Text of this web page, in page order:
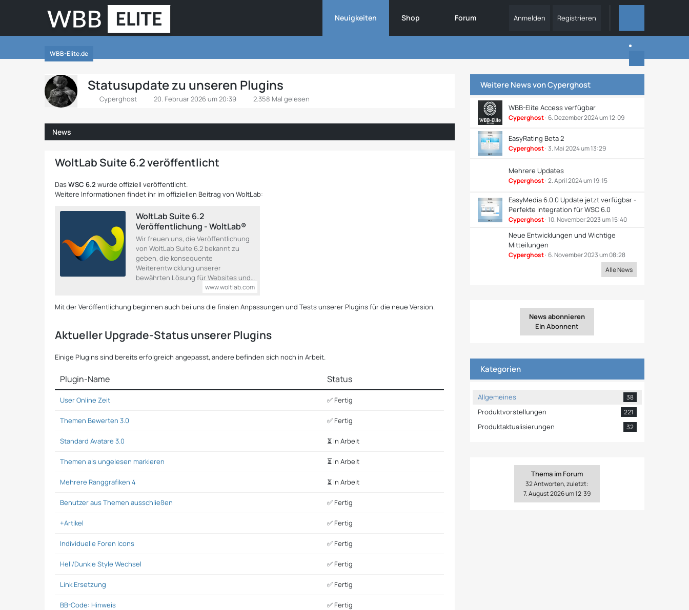
Neuigkeiten Shop Forum Anmelden Registrieren
WBB-Elite.de
Statusupdate zu unseren Plugins
Cyperghost 20. Februar 2026 um 20:39 2.358 Mal gelesen
News
WoltLab Suite 6.2 veröffentlicht
DasWSC 6.2 wurde offiziell veröffentlicht.
Weitere Informationen findet ihr im offiziellen Beitrag von WoltLab:
WoltLab Suite 6.2
Veröffentlichung - WoltLab®
Wir freuen uns, die Veröffentlichung
von WoltLab Suite 6.2 bekannt zu
geben, die konsequente
Weiterentwicklung unserer
bewährten Lösung für Websites und…
www.woltlab.com
Mit der Veröffentlichung beginnen auch bei uns die finalen Anpassungen und Tests unserer Plugins für die neue Version.
Aktueller Upgrade-Status unserer Plugins
Einige Plugins sind bereits erfolgreich angepasst, andere befinden sich noch in Arbeit.
Plugin-Name Status
User Online Zeit ✅ Fertig
Themen Bewerten 3.0 ✅ Fertig
Standard Avatare 3.0 ⏳ In Arbeit
Themen als ungelesen markieren ⏳ In Arbeit
Mehrere Ranggrafiken 4 ⏳ In Arbeit
Benutzer aus Themen ausschließen ✅ Fertig
+Artikel ✅ Fertig
Individuelle Foren Icons ✅ Fertig
Hell/Dunkle Style Wechsel ✅ Fertig
Link Ersetzung ✅ Fertig
BB-Code: Hinweis ✅ Fertig
Weitere News vonCyperghost
WBB-Elite Access verfügbar
Cyperghost 6. Dezember 2024 um 12:09
EasyRating Beta 2
Cyperghost 3. Mai 2024 um 13:29
Mehrere Updates
Cyperghost 2. April 2024 um 19:15
EasyMedia 6.0.0 Update jetzt verfügbar -
Perfekte Integration für WSC 6.0
Cyperghost 10. November 2023 um 15:40
Neue Entwicklungen und Wichtige
Mitteilungen
Cyperghost 6. November 2023 um 08:28
Alle News
News abonnieren
Ein Abonnent
Kategorien
Allgemeines 38
Produktvorstellungen 221
Produktaktualisierungen 32
Thema im Forum
32 Antworten, zuletzt:
7. August 2026 um 12:39